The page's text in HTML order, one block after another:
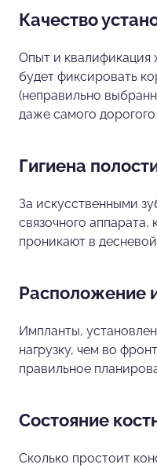
Качество
Опыт и квалификация
будет фиксировать
(неправильно
даже самого
Гигиена
За искусственными
связочного
проникают в
Расположение
Импланты,
нагрузку, чем во
правильное
Состояние
Сколько простоит